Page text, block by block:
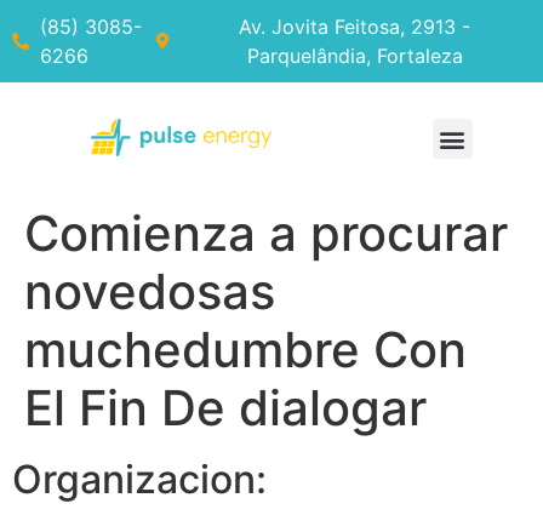
(85) 3085-
6266
Av. Jovita Feitosa, 2913 -
Parquelândia, Fortaleza
Comienza a procurar
novedosas
muchedumbre Con
El Fin De dialogar
Organizacion: